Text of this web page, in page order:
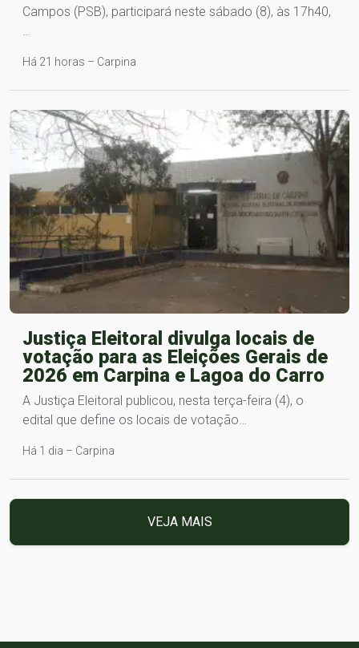
Campos (PSB), participará neste sábado (8), às 17h40,
…
Há 21 horas – Carpina
Justiça Eleitoral divulga locais de
votação para as Eleições Gerais de
2026 em Carpina e Lagoa do Carro
A Justiça Eleitoral publicou, nesta terça-feira (4), o
edital que define os locais de votação…
Há 1 dia – Carpina
VEJA MAIS